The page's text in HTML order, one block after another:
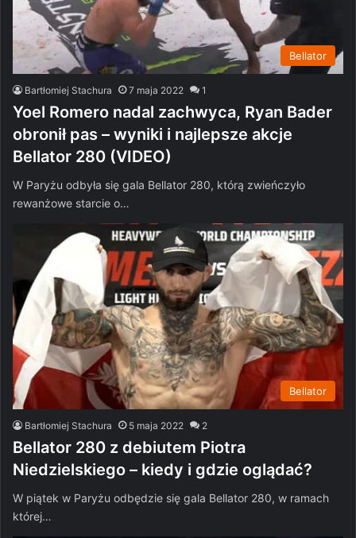
Bellator
Bartłomiej Stachura 7 maja 2022 1
Yoel Romero nadal zachwyca, Ryan Bader
obronił pas – wyniki i najlepsze akcje
Bellator 280 (VIDEO)
W Paryżu odbyła się gala Bellator 280, którą zwieńczyło
rewanżowe starcie o…
Bellator
Bartłomiej Stachura 5 maja 2022 2
Bellator 280 z debiutem Piotra
Niedzielskiego – kiedy i gdzie oglądać?
W piątek w Paryżu odbędzie się gala Bellator 280, w ramach
której…